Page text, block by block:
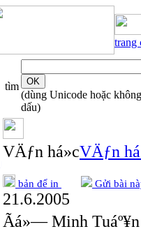
trang
tìm
(dùng Unicode hoặc không
dấu)
VÄƒn há»cVÄƒn
bản để in Gửi bài
21.6.2005
Ãá»— Minh Tuáº¥n